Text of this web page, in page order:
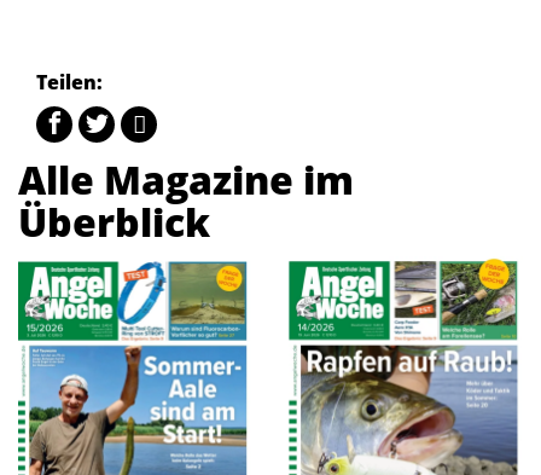
Teilen:
Alle Magazine im
Überblick